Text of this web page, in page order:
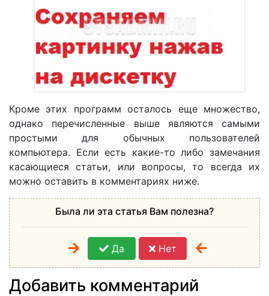
Кроме этих программ осталось еще множество,
однако перечисленные выше являются самыми
простыми для обычных пользователей
компьютера. Если есть какие-то либо замечания
касающиеся статьи, или вопросы, то всегда их
можно оставить в комментариях ниже.
Была ли эта статья Вам полезна?
Да Нет
Добавить комментарий